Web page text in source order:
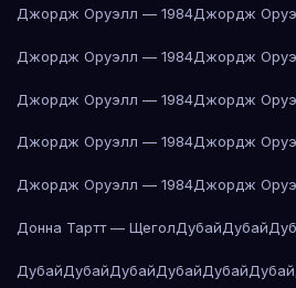
Джордж Оруэлл — 1984Джордж
Джордж Оруэлл — 1984Джордж
Джордж Оруэлл — 1984Джордж
Джордж Оруэлл — 1984Джордж
Джордж Оруэлл — 1984Джордж
Донна Тартт — ЩеголДубайДубай
ДубайДубайДубайДубайДубайДубай